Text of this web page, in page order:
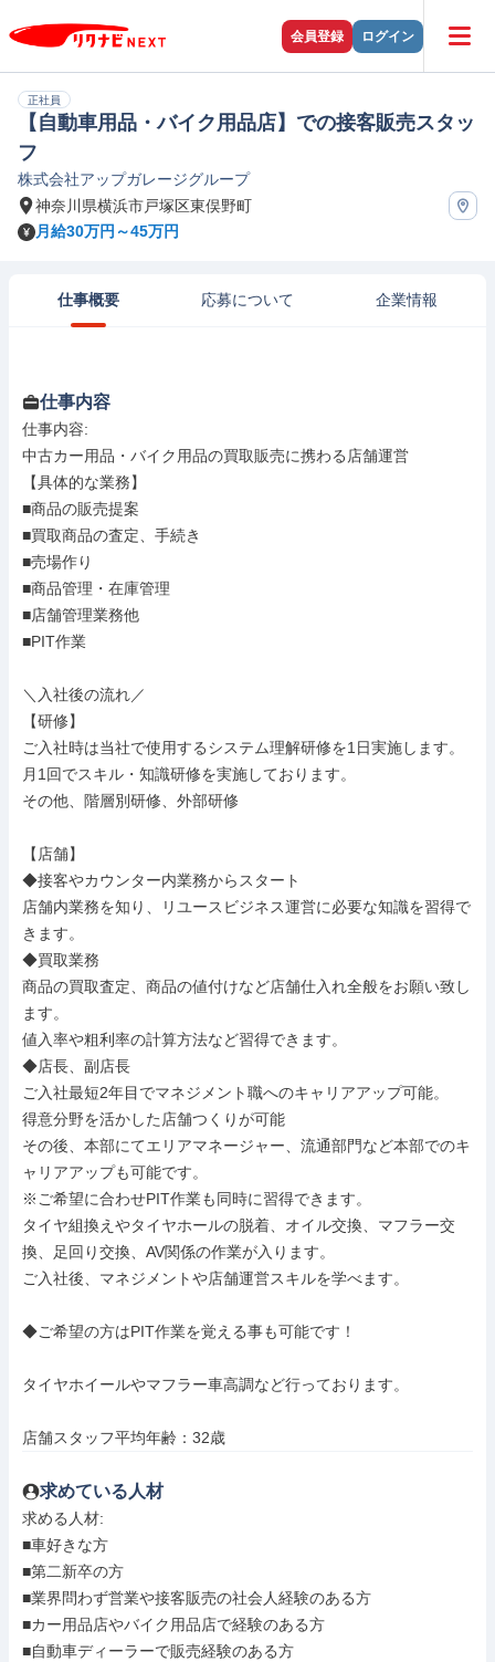
会員登録 ログイン
正社員
【自動車用品・バイク用品店】での接客販売スタッ
フ
株式会社アップガレージグループ
神奈川県横浜市戸塚区東俣野町
月給30万円～45万円
仕事概要 応募について 企業情報
仕事内容
仕事内容:
中古カー用品・バイク用品の買取販売に携わる店舗運営
【具体的な業務】
■商品の販売提案
■買取商品の査定、手続き
■売場作り
■商品管理・在庫管理
■店舗管理業務他
■PIT作業
＼入社後の流れ／
【研修】
ご入社時は当社で使用するシステム理解研修を1日実施します。
月1回でスキル・知識研修を実施しております。
その他、階層別研修、外部研修
【店舗】
◆接客やカウンター内業務からスタート
店舗内業務を知り、リユースビジネス運営に必要な知識を習得で
きます。
◆買取業務
商品の買取査定、商品の値付けなど店舗仕入れ全般をお願い致し
ます。
値入率や粗利率の計算方法など習得できます。
◆店長、副店長
ご入社最短2年目でマネジメント職へのキャリアアップ可能。
得意分野を活かした店舗つくりが可能
その後、本部にてエリアマネージャー、流通部門など本部でのキ
ャリアアップも可能です。
※ご希望に合わせPIT作業も同時に習得できます。
タイヤ組換えやタイヤホールの脱着、オイル交換、マフラー交
換、足回り交換、AV関係の作業が入ります。
ご入社後、マネジメントや店舗運営スキルを学べます。
◆ご希望の方はPIT作業を覚える事も可能です！
タイヤホイールやマフラー車高調など行っております。
店舗スタッフ平均年齢：32歳
求めている人材
求める人材:
■車好きな方
■第二新卒の方
■業界問わず営業や接客販売の社会人経験のある方
■カー用品店やバイク用品店で経験のある方
■自動車ディーラーで販売経験のある方